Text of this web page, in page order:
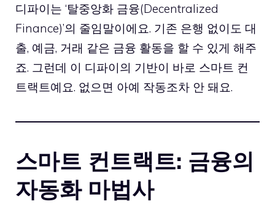
디파이는 ‘탈중앙화 금융(Decentralized
Finance)’의 줄임말이에요. 기존 은행 없이도 대
출, 예금, 거래 같은 금융 활동을 할 수 있게 해주
죠. 그런데 이 디파이의 기반이 바로 스마트 컨
트랙트예요. 없으면 아예 작동조차 안 돼요.
스마트 컨트랙트: 금융의
자동화 마법사